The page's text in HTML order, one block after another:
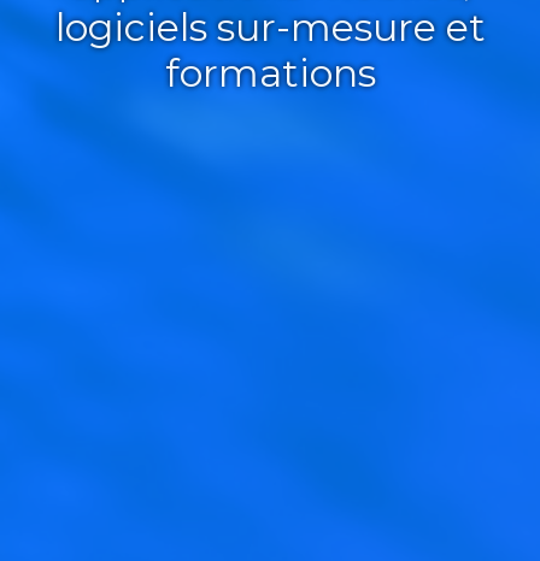
logiciels sur-mesure et
formations